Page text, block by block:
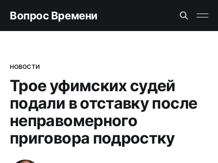
Вопрос Времени
НОВОСТИ
Трое уфимских судей
подали в отставку после
неправомерного
приговора подростку